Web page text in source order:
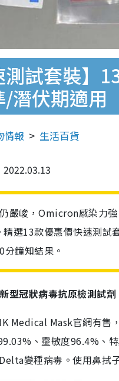
測試套裝
/潛伏期適用
情報 生活百貨
2022.03.13
嚴峻，Omicron感染力
精選13款優惠價快速測試
分鐘知結果。
型冠狀病毒抗原檢測試劑
Medical Mask官網有售
、靈敏度96.4%、
變種病毒。使用鼻拭